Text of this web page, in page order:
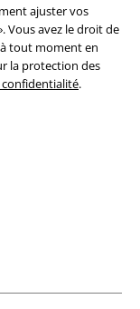
ajuster vos
Vous avez le droit de
tout moment en
la protection des
.
pasles frais